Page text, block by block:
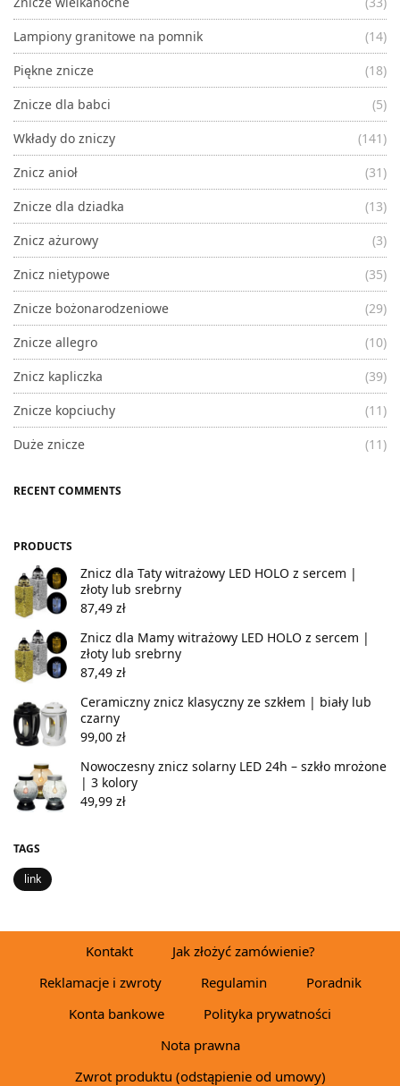
Lampiony granitowe na pomnik
(14)
Piękne znicze
(18)
Znicze dla babci
(5)
Wkłady do zniczy
(141)
Znicz anioł
(31)
Znicze dla dziadka
(13)
Znicz ażurowy
(3)
Znicz nietypowe
(35)
Znicze bożonarodzeniowe
(29)
Znicze allegro
(10)
Znicz kapliczka
(39)
Znicze kopciuchy
(11)
Duże znicze
(11)
RECENT COMMENTS
PRODUCTS
Znicz dla Taty witrażowy LED HOLO z sercem |
złoty lub srebrny
87,49 zł
Znicz dla Mamy witrażowy LED HOLO z sercem |
złoty lub srebrny
87,49 zł
Ceramiczny znicz klasyczny ze szkłem | biały lub
czarny
99,00 zł
Nowoczesny znicz solarny LED 24h – szkło mrożone
| 3 kolory
49,99 zł
TAGS
link
Kontakt
Jak złożyć zamówienie?
Reklamacje i zwroty
Regulamin
Poradnik
Konta bankowe
Polityka prywatności
Nota prawna
Zwrot produktu (odstąpienie od umowy)